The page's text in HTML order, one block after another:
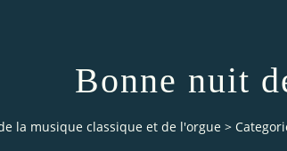
Bonne nuit
de la musique classique et de l'orgue >